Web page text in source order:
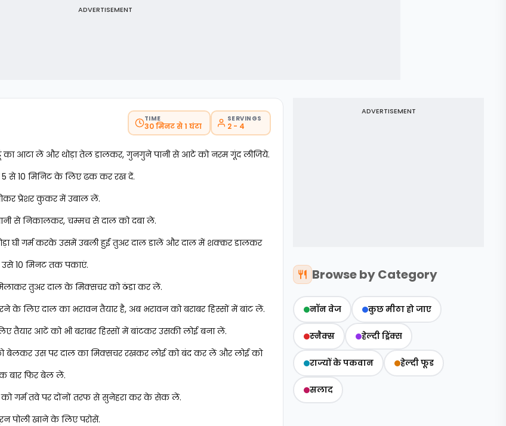
ADVERTISEMENT
TIME
30 मिनट से 1 घंटा
SERVINGS
2 - 4
का आटा लें और थोड़ा तेल डालकर, गुनगुने पानी से आटे को नरम गूंद लीजिये.
से 10 मिनिट के लिए ढक कर रख दें.
प्रेशर कुकर में उबाल लें.
से निकालकर, चम्मच से दाल को दबा ले.
घी गर्म करके उसमें उबली हुई तुअर दाल डालें और दाल में शक्कर डालकर
10 मिनट तक पकाएं.
तुअर दाल के मिक्सचर को ठंडा कर लें.
के लिए दाल का भरावन तैयार है, अब भरावन को बराबर हिस्सों में बांट लें.
तैयार आटें को भी बराबर हिस्सों में बांटकर उसकी लोई बना लें.
बेलकर उस पर दाल का मिक्सचर रखकर लोई को बंद कर लें और लोई को
बार फिर बेल लें.
को गर्म तवे पर दोंनों तरफ से सुनेहरा कर के सेक लें.
पोली खाने के लिए परोसें.
ADVERTISEMENT
Browse by Category
नॉन वेज कुछ मीठा हो जाए
स्‍नैक्‍स हेल्दी ड्रिंक्स
राज्‍यों के पकवान हेल्‍दी फूड
सलाद